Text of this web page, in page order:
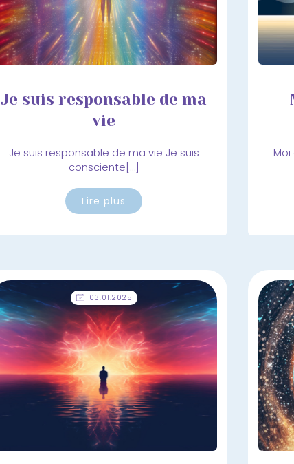
Je suis responsable de ma
vie
Je suis responsable de ma vie Je suis
consciente[…]
Lire plus
03.01.2025